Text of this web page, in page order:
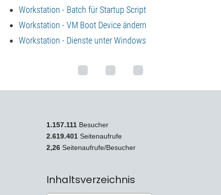
Workstation - Batch für Startup Script
Workstation - VM Boot Device ändern
Workstation - Dienste unter Windows
1.157.111 Besucher
2.619.401 Seitenaufrufe
2,26 Seitenaufrufe/Besucher
Inhaltsverzeichnis